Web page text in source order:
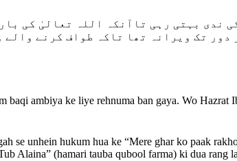
بہتی رہی تاآنکہ اللہ تعالیٰ کی
تک ویرانہ تھا تاکہ طواف کرنے
ambiya ke liye rehnuma ban gaya. Wo
se unhein hukum hua ke “Mere ghar ko paak
Alaina” (hamari tauba qubool farma) ki dua rang